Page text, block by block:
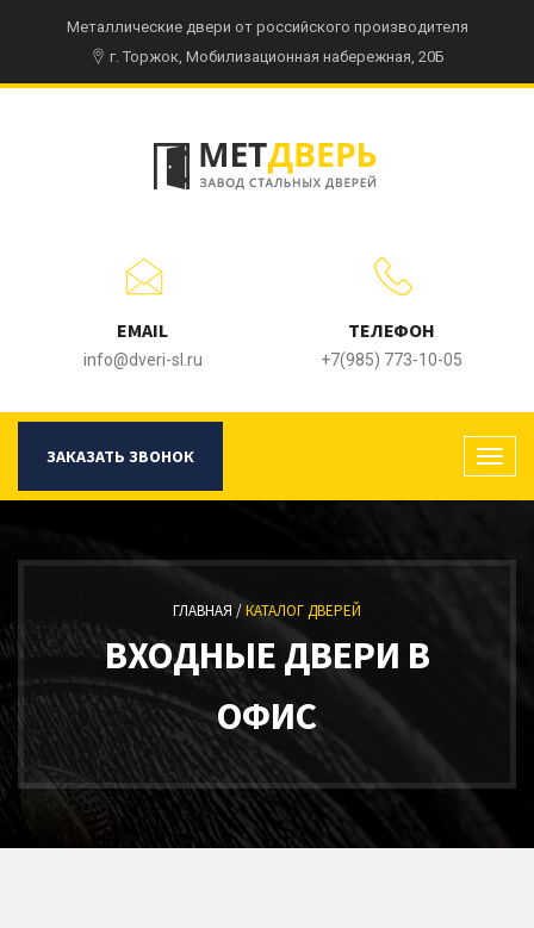
Металлические двери от российского производителя
г. Торжок, Мобилизационная набережная, 20Б
EMAIL
info@dveri-sl.ru
ТЕЛЕФОН
+7(985) 773-10-05
ЗАКАЗАТЬ ЗВОНОК
ГЛАВНАЯ /КАТАЛОГ ДВЕРЕЙ
ВХОДНЫЕ ДВЕРИ В
ОФИС